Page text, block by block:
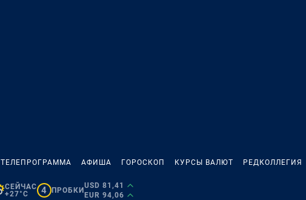
ТЕЛЕПРОГРАММА АФИША ГОРОСКОП КУРСЫ ВАЛЮТ РЕДКОЛЛЕГИЯ
СЕЙЧАС
+27°C
4 ПРОБКИ
USD 81,41
EUR 94,06